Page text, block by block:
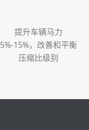
提升车辆马力
5%-15%，改善和平衡
压缩比级别